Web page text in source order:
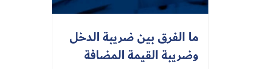
ما الفرق بين ضريبة الدخل
وضريبة القيمة المضافة